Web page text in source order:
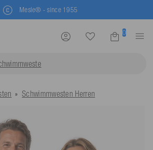
Kostenlose Rücksendung
0
Schwimmwesten Herren